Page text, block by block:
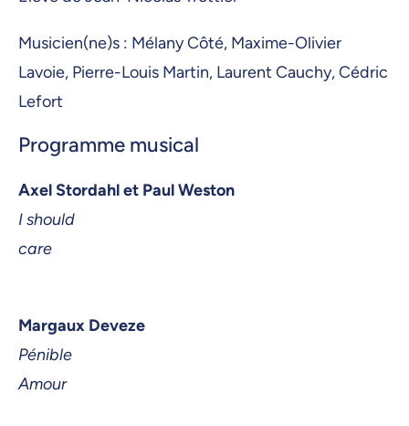
Musicien(ne)s : Mélany Côté, Maxime-Olivier
Lavoie, Pierre-Louis Martin, Laurent Cauchy, Cédric
Lefort
Programme musical
Axel Stordahl et Paul Weston
I should
care
Margaux Deveze
Pénible
Amour